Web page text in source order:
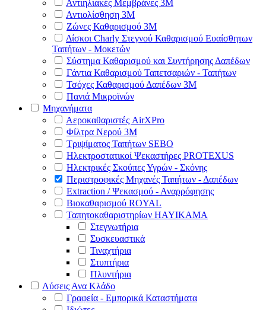
Αντιηλιακές Μεμβράνες 3Μ
Αντιολίσθηση 3Μ
Ζώνες Καθαρισμού 3Μ
Δίσκοι Charly Στεγνού Καθαρισμού Ευαίσθητων
Ταπήτων - Μοκετών
Σύστημα Καθαρισμού και Συντήρησης Δαπέδων
Γάντια Καθαρισμού Ταπετσαριών - Ταπήτων
Τσόχες Καθαρισμού Δαπέδων 3Μ
Πανιά Μικροϊνών
Μηχανήματα
Αεροκαθαριστές AirXPro
Φίλτρα Νερού 3M
Τριψίματος Ταπήτων SEBO
Ηλεκτροστατικοί Ψεκαστήρες PROTEXUS
Ηλεκτρικές Σκούπες Υγρών - Σκόνης
Περιστροφικές Μηχανές Ταπήτων - Δαπέδων
Extraction / Ψεκασμού - Αναρρόφησης
Βιοκαθαρισμού ROYAL
Ταπητοκαθαριστηρίων HAYIKAMA
Στεγνωτήρια
Συσκευαστικά
Τιναχτήρια
Στυπτήρια
Πλυντήρια
Λύσεις Ανα Κλάδο
Γραφεία - Εμπορικά Καταστήματα